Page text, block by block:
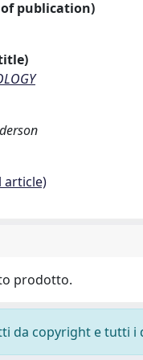
publication)
article)
prodotto.
da copyright e tutti